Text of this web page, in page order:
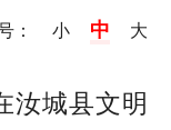
： 小 中 大
汝城县文明